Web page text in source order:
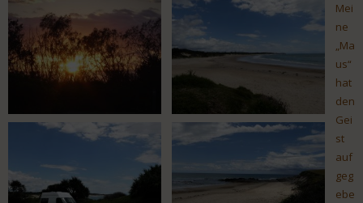
Mei
ne
„Ma
us“
hat
den
Gei
st
auf
geg
ebe